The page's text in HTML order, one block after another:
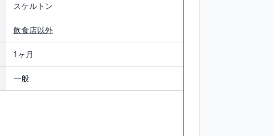
スケルトン
飲食店以外
1ヶ月
一般